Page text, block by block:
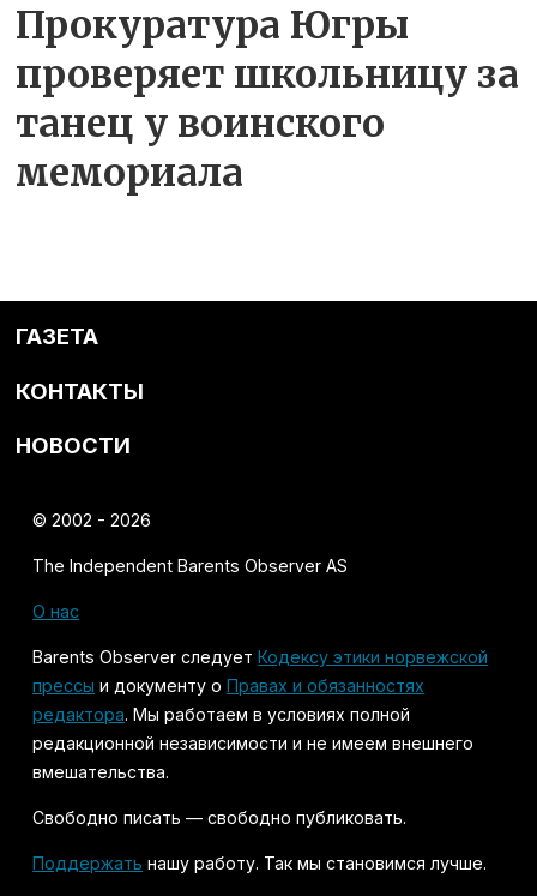
Прокуратура Югры
проверяет школьницу за
танец у воинского
мемориала
ГАЗЕТА
КОНТАКТЫ
НОВОСТИ
© 2002 - 2026
The Independent Barents Observer AS
О нас
Barents Observer следуетКодексу этики норвежской
прессы и документу оПравах и обязанностях
редактора. Мы работаем в условиях полной
редакционной независимости и не имеем внешнего
вмешательства.
Свободно писать — свободно публиковать.
Поддержать нашу работу. Так мы становимся лучше.